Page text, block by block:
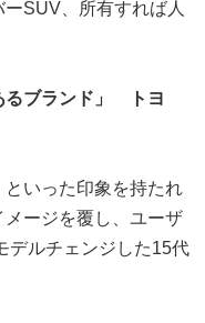
SUV、所有すれば人
るブランド」 トヨ
といった印象を持たれ
ージを覆し、ユーザ
デルチェンジした15代